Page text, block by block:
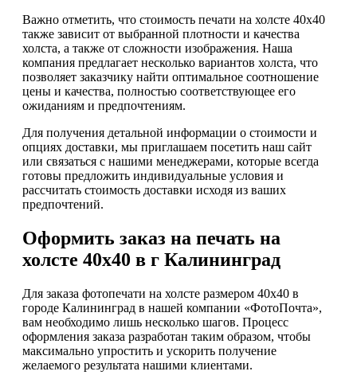
Важно отметить, что стоимость печати на холсте 40х40
также зависит от выбранной плотности и качества
холста, а также от сложности изображения. Наша
компания предлагает несколько вариантов холста, что
позволяет заказчику найти оптимальное соотношение
цены и качества, полностью соответствующее его
ожиданиям и предпочтениям.
Для получения детальной информации о стоимости и
опциях доставки, мы приглашаем посетить наш сайт
или связаться с нашими менеджерами, которые всегда
готовы предложить индивидуальные условия и
рассчитать стоимость доставки исходя из ваших
предпочтений.
Оформить заказ на печать на
холсте 40х40 в г Калининград
Для заказа фотопечати на холсте размером 40х40 в
городе Калининград в нашей компании «ФотоПочта»,
вам необходимо лишь несколько шагов. Процесс
оформления заказа разработан таким образом, чтобы
максимально упростить и ускорить получение
желаемого результата нашими клиентами.